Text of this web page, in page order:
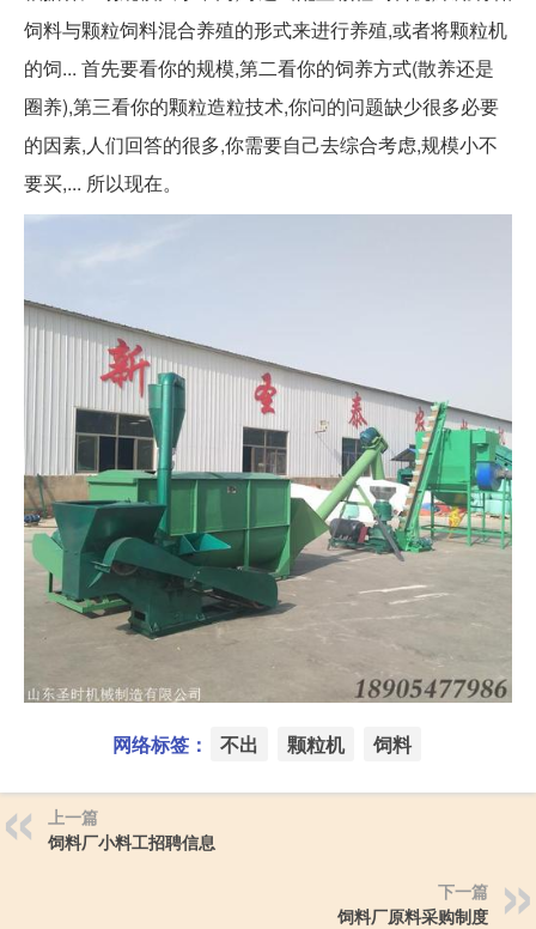
饲料与颗粒饲料混合养殖的形式来进行养殖,或者将颗粒机
的饲... 首先要看你的规模,第二看你的饲养方式(散养还是
圈养),第三看你的颗粒造粒技术,你问的问题缺少很多必要
的因素,人们回答的很多,你需要自己去综合考虑,规模小不
要买,... 所以现在。
网络标签： 不出 颗粒机 饲料
上一篇
饲料厂小料工招聘信息
下一篇
饲料厂原料采购制度